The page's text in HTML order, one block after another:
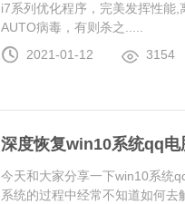
i7系列优化程序，完美发挥性能
AUTO病毒，有则杀之.....
2021-01-12
3154
深度恢复win10系统qq
今天和大家分享一下win10系统
系统的过程中经常不知道如何